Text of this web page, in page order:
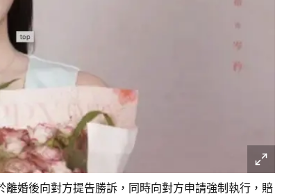
婚後向對方提告勝訴，同時向對方申請強制執行，賠